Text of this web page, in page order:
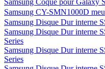
Samsung Coque pour Galaxy
Samsung CY-SMN1000D
Samsung Disque Dur interne
Samsung Disque Dur interne
Series
Samsung Disque Dur interne
Series